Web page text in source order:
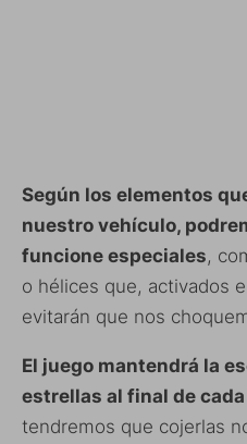
Según los elementos
nuestro vehículo,
funcione especiales,
o hélices que, activados
evitarán que nos
El juego mantendrá la
estrellas al final de
tendremos que cojerlas